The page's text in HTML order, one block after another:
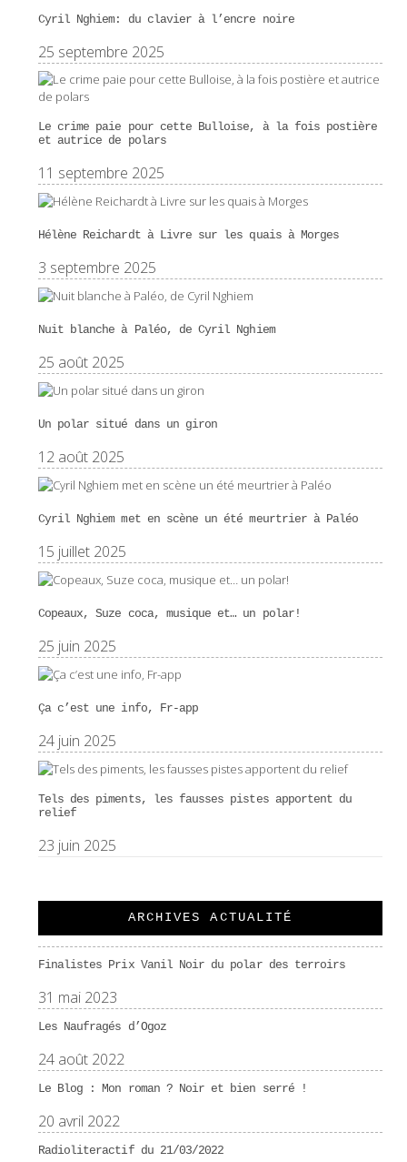
Cyril Nghiem: du clavier à l’encre noire
25 septembre 2025
Le crime paie pour cette Bulloise, à la fois postière
et autrice de polars
11 septembre 2025
Hélène Reichardt à Livre sur les quais à Morges
3 septembre 2025
Nuit blanche à Paléo, de Cyril Nghiem
25 août 2025
Un polar situé dans un giron
12 août 2025
Cyril Nghiem met en scène un été meurtrier à Paléo
15 juillet 2025
Copeaux, Suze coca, musique et… un polar!
25 juin 2025
Ça c’est une info, Fr-app
24 juin 2025
Tels des piments, les fausses pistes apportent du
relief
23 juin 2025
ARCHIVES ACTUALITÉ
Finalistes Prix Vanil Noir du polar des terroirs
31 mai 2023
Les Naufragés d’Ogoz
24 août 2022
Le Blog : Mon roman ? Noir et bien serré !
20 avril 2022
Radioliteractif du 21/03/2022